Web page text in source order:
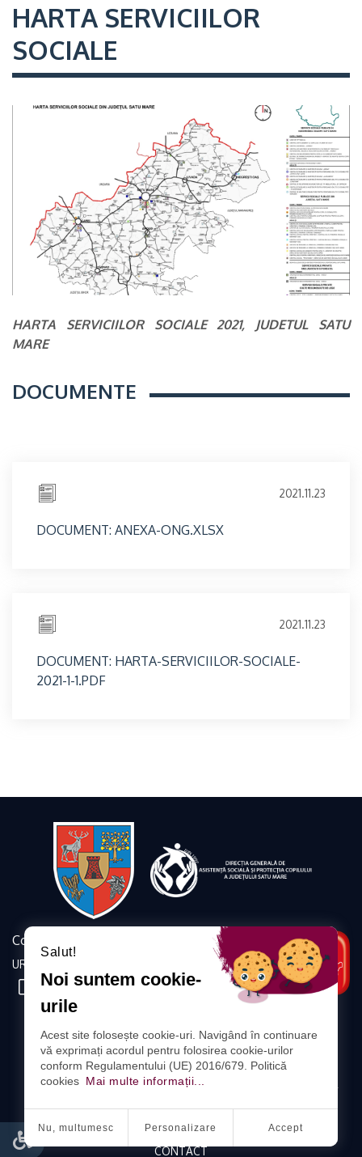
HARTA SERVICIILOR
SOCIALE
HARTA SERVICIILOR SOCIALE 2021, JUDETUL SATU
MARE
DOCUMENTE
2021.11.23
DOCUMENT: ANEXA-ONG.XLSX
2021.11.23
DOCUMENT: HARTA-SERVICIILOR-SOCIALE-
2021-1-1.PDF
PROTECȚIA DATELOR CU CARACTER PERSONAL
CONTACT
DIRECȚIA GENERALĂ DE
ASISTENȚĂ SOCIALĂ ȘI PROTECȚIA COPILULUI
A JUDEȚULUI SATU MARE
ADRESA: SATU MARE, STR. CORVINILOR, NR. 18, COD POSTAL
Contact
URMĂRIȚI-NE
Salut!
Noi suntem cookie-
urile
Acest site folosește cookie-uri. Navigând în continuare
vă exprimați acordul pentru folosirea cookie-urilor
conform Regulamentului (UE) 2016/679. Politică
cookies
Mai multe informații...
Nu, multumesc Personalizare Accept